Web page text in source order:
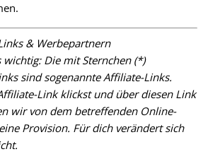
& Werbepartnern
wichtig: Die mit Sternchen (*)
sind sogenannte Affiliate-Links.
Link klickst und über diesen Link
wir von dem betreffenden Online-
Provision. Für dich verändert sich